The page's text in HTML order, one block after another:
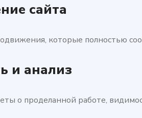
сайта
которые полностью
и анализ
о проделанной работе,